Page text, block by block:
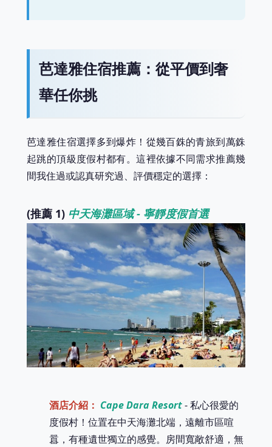
芭達雅住宿推薦：從平價到奢
華任你挑
芭達雅住宿選擇多到爆炸！從幾百銖的青旅到萬銖
起跳的頂級度假村都有。這裡依據不同需求推薦幾
間我住過或認真研究過、評價穩定的選擇：
(推薦 1) 中天海灘區域 - 寧靜度假首選
酒店介紹： Cape Dara Resort- 私心很愛的
度假村！位置在中天海灘北端，遠離市區喧
囂，有種遺世獨立的感覺。房間寬敞舒適，無